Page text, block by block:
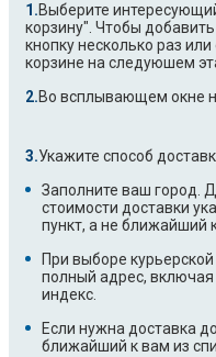
Выберите
корзину". Чтобы
кнопку несколько раз
корзине на следуюшем
Во всплывающем окне
Укажите способ
Заполните ваш город.
стоимости доставки
пункт, а не ближайший
При выборе
полный адрес,
индекс.
Если нужна доставка
ближайший к вам из